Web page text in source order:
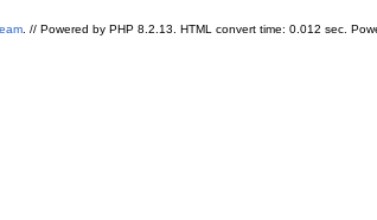
. // Powered by PHP 8.2.13. HTML convert time: 0.012 sec.